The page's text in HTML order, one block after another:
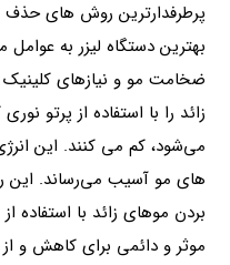
پرطرفدارترین روش های حذف
بهترین دستگاه لیزر به
ضخامت مو و نیازهای
زائد را با استفاده از پرتو
می‌شود، کم می کنند. این
های مو آسیب می‌رساند. این
بردن موهای زائد با استفاده
موثر و دائمی برای کاهش و